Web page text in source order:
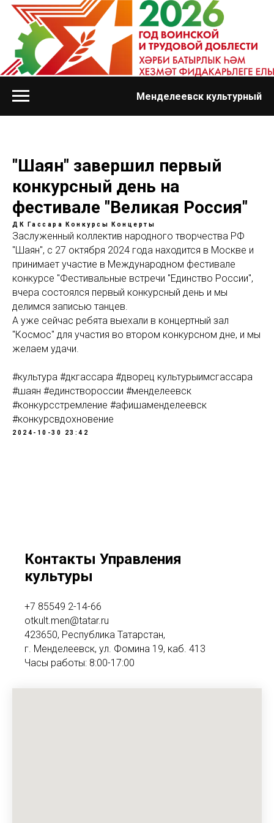
Менделеевск культурный
"Шаян" завершил первый
конкурсный день на
фестивале "Великая Россия"
ДК Гассара Конкурсы Концерты
Заслуженный коллектив народного творчества РФ
"Шаян", с 27 октября 2024 года находится в Москве и
принимает участие в Международном фестивале
конкурсе "Фестивальные встречи "Единство России",
вчера состоялся первый конкурсный день и мы
делимся записью танцев.
А уже сейчас ребята выехали в концертный зал
"Космос" для участия во втором конкурсном дне, и мы
желаем удачи.
#культура #дкгассара #дворец культурыимсгассара
#шаян #единствороссии #менделеевск
#конкурсстремление #афишаменделеевск
#конкурсвдохновение
2024-10-30 23:42
Контакты Управления
культуры
+7 85549 2-14-66
otkult.men@tatar.ru
423650, Республика Татарстан,
г. Менделеевск, ул. Фомина 19, каб. 413
Часы работы: 8:00-17:00